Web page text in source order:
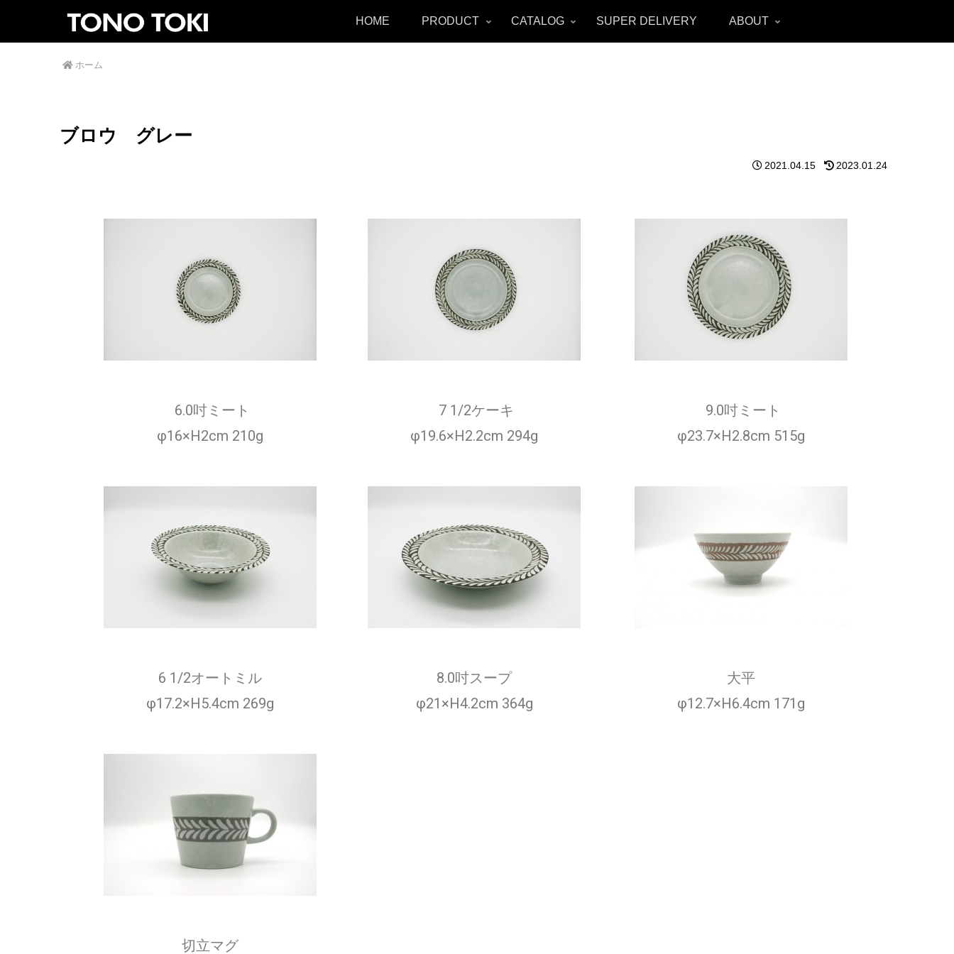
HOME PRODUCT CATALOG SUPER DELIVERY ABOUT
ホーム
ブロウ グレー
2021.04.15 2023.01.24
6.0吋ミート
φ16×H2cm 210g
7 1/2ケーキ
φ19.6×H2.2cm 294g
9.0吋ミート
φ23.7×H2.8cm 515g
6 1/2オートミル
φ17.2×H5.4cm 269g
8.0吋スープ
φ21×H4.2cm 364g
大平
φ12.7×H6.4cm 171g
切立マグ